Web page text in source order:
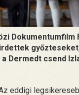
Dokumentumfilm
Dermedt csend
eddigi